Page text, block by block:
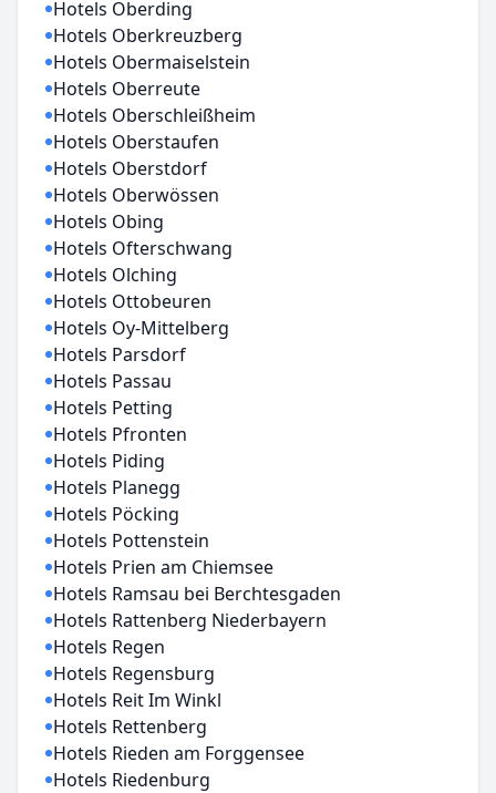
Hotels Oberding
Hotels Oberkreuzberg
Hotels Obermaiselstein
Hotels Oberreute
Hotels Oberschleißheim
Hotels Oberstaufen
Hotels Oberstdorf
Hotels Oberwössen
Hotels Obing
Hotels Ofterschwang
Hotels Olching
Hotels Ottobeuren
Hotels Oy-Mittelberg
Hotels Parsdorf
Hotels Passau
Hotels Petting
Hotels Pfronten
Hotels Piding
Hotels Planegg
Hotels Pöcking
Hotels Pottenstein
Hotels Prien am Chiemsee
Hotels Ramsau bei Berchtesgaden
Hotels Rattenberg Niederbayern
Hotels Regen
Hotels Regensburg
Hotels Reit Im Winkl
Hotels Rettenberg
Hotels Rieden am Forggensee
Hotels Riedenburg